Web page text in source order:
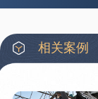
39分钟前 翟
42分钟前 蒋
相关案例